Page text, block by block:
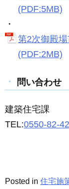
(PDF:5MB)
・
第2次御殿
(PDF:2MB)
問い合わせ
建築住宅課
TEL:0550-82-
Posted in 住宅施